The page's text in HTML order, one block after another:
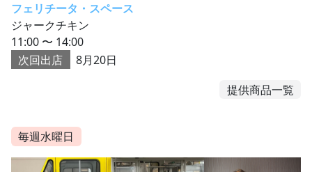
フェリチータ・スペース
ジャークチキン
11:00 〜 14:00
次回出店
8月20日
提供商品一覧
毎週水曜日